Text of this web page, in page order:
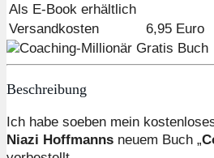
Als E-Book erhältlich
Versandkosten
6,95 Euro
Beschreibung
Ich habe soeben mein
Niazi Hoffmanns neuem Buch „